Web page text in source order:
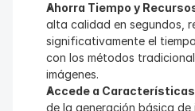
Ahorra Tiempo y
alta calidad en segundos,
significativamente el
con los métodos
imágenes.
Accede a Características
de la generación básica de